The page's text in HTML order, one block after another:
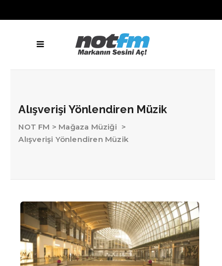
Alışverişi Yönlendiren Müzik
NOT FM > Mağaza Müziği >
Alışverişi Yönlendiren Müzik